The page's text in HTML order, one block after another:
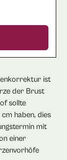
ist
der Brust
sollte
haben, dies
mit
einer